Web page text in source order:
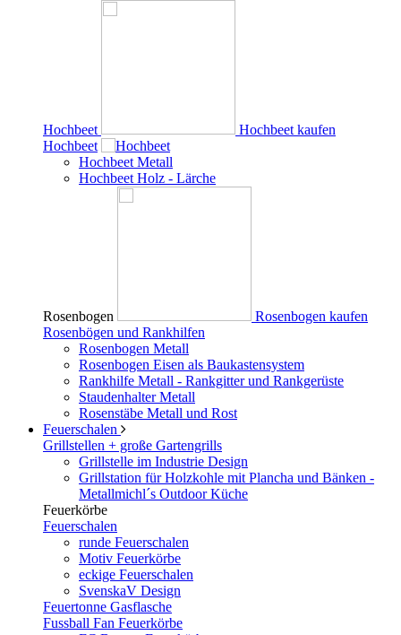
Hochbeet
Hochbeet kaufen
Hochbeet
Hochbeet Metall
Hochbeet Holz - Lärche
Rosenbogen
Rosenbogen kaufen
Rosenbögen und Rankhilfen
Rosenbogen Metall
Rosenbogen Eisen als Baukastensystem
Rankhilfe Metall - Rankgitter und Rankgerüste
Staudenhalter Metall
Rosenstäbe Metall und Rost
Feuerschalen
Grillstellen + große Gartengrills
Grillstelle im Industrie Design
Grillstation für Holzkohle mit Plancha und Bänken -
Metallmichl´s Outdoor Küche
Feuerkörbe
Feuerschalen
runde Feuerschalen
Motiv Feuerkörbe
eckige Feuerschalen
SvenskaV Design
Feuertonne Gasflasche
Fussball Fan Feuerkörbe